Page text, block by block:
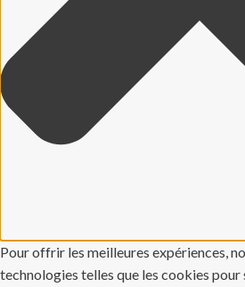
Pour offrir les meilleures expériences,
technologies telles que les cookies